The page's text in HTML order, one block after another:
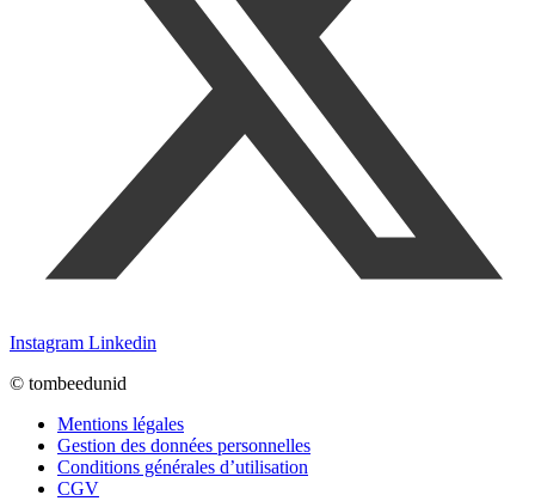
Instagram Linkedin
© tombeedunid
Mentions légales
Gestion des données personnelles
Conditions générales d’utilisation
CGV